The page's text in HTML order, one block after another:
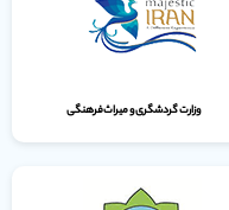
وزارت گردشگری و میراث‌فرهنگی